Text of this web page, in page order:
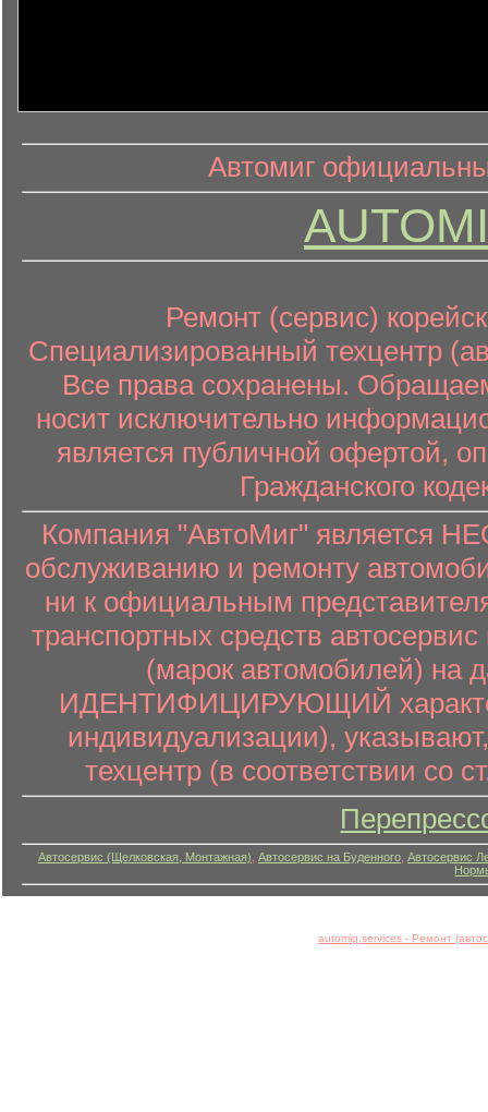
информационный контент
Автомиг
Ремонт (сервис)
Специализированный техцентр
Все права сохранены.
носит исключительно
является публичной офертой,
Гражданского
Компания "АвтоМиг" является
обслуживанию и ремонту
ни к официальным
транспортных средств
(марок автомобилей) на
ИДЕНТИФИЦИРУЮЩИЙ характер
индивидуализации),
техцентр (в соответствии со
Автосервис (Щелковская, Монтажная) Автосервис на Буденного Автосервис
automig.services - Ремонт